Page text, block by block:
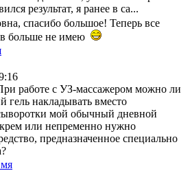
результат, я ранее в са...
спасибо большое! Теперь все
больше не имею
работе с УЗ-массажером можно ли
гель накладывать вместо
мой обычный дневной
или непременно нужно
предназначенное специально